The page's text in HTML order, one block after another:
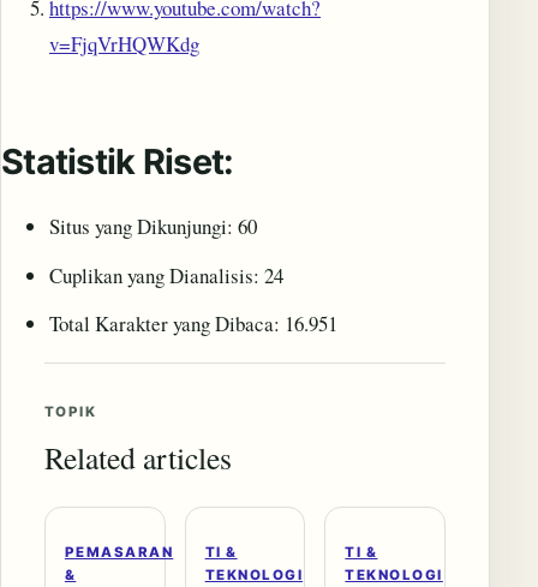
https://www.youtube.com/watch?
v=FjqVrHQWKdg
Statistik Riset:
Situs yang Dikunjungi: 60
Cuplikan yang Dianalisis: 24
Total Karakter yang Dibaca: 16.951
TOPIK
Related articles
PEMASARAN
&
TI &
TEKNOLOGI
TI &
TEKNOLOGI